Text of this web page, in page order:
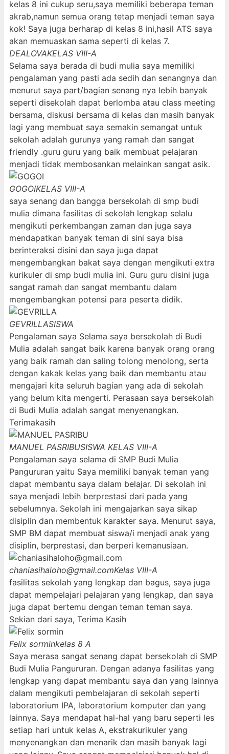
kelas 8 ini cukup seru,saya memiliki beberapa teman
akrab,namun semua orang tetap menjadi teman saya
kok! Saya juga berharap di kelas 8 ini,hasil ATS saya
akan memuaskan sama seperti di kelas 7.
DEALOVAKELAS VIII-A
Selama saya berada di budi mulia saya memiliki
pengalaman yang pasti ada sedih dan senangnya dan
menurut saya part/bagian senang nya lebih banyak
seperti disekolah dapat berlomba atau class meeting
bersama, diskusi bersama di kelas dan masih banyak
lagi yang membuat saya semakin semangat untuk
sekolah adalah gurunya yang ramah dan sangat
friendly .guru guru yang baik membuat pelajaran
menjadi tidak membosankan melainkan sangat asik.
GOGOIKELAS VIII-A
saya senang dan bangga bersekolah di smp budi
mulia dimana fasilitas di sekolah lengkap selalu
mengikuti perkembangan zaman dan juga saya
mendapatkan banyak teman di sini saya bisa
berinteraksi disini dan saya juga dapat
mengembangkan bakat saya dengan mengikuti extra
kurikuler di smp budi mulia ini. Guru guru disini juga
sangat ramah dan sangat membantu dalam
mengembangkan potensi para peserta didik.
GEVRILLASISWA
Pengalaman saya Selama saya bersekolah di Budi
Mulia adalah sangat baik karena banyak orang orang
yang baik ramah dan saling tolong menolong, serta
dengan kakak kelas yang baik dan membantu atau
mengajari kita seluruh bagian yang ada di sekolah
yang belum kita mengerti. Perasaan saya bersekolah
di Budi Mulia adalah sangat menyenangkan.
Terimakasih
MANUEL PASRIBUSISWA KELAS VIII-A
Pengalaman saya selama di SMP Budi Mulia
Pangururan yaitu Saya memiliki banyak teman yang
dapat membantu saya dalam belajar. Di sekolah ini
saya menjadi lebih berprestasi dari pada yang
sebelumnya. Sekolah ini mengajarkan saya sikap
disiplin dan membentuk karakter saya. Menurut saya,
SMP BM dapat membuat siswa/i menjadi anak yang
disiplin, berprestasi, dan berperi kemanusiaan.
chaniasihaloho@gmail.comKelas VIII-A
fasilitas sekolah yang lengkap dan bagus, saya juga
dapat mempelajari pelajaran yang lengkap, dan saya
juga dapat bertemu dengan teman teman saya.
Sekian dari saya, Terima Kasih
Felix sorminkelas 8 A
Saya merasa sangat senang dapat bersekolah di SMP
Budi Mulia Pangururan. Dengan adanya fasilitas yang
lengkap yang dapat membantu saya dan yang lainnya
dalam mengikuti pembelajaran di sekolah seperti
laboratorium IPA, laboratorium komputer dan yang
lainnya. Saya mendapat hal-hal yang baru seperti les
setiap hari untuk kelas A, ekstrakurikuler yang
menyenangkan dan menarik dan masih banyak lagi